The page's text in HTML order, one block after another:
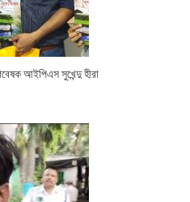
আইপিএস সুখেন্দু হীরা